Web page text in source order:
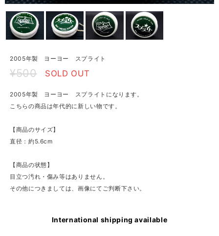
2005年製 ヨーヨー スプライト
¥500 SOLD OUT
2005年製 ヨーヨー スプライトになります。
こちらの商品は年代的に新しい物です。
【商品のサイズ】
直径：約5.6cm
【商品の状態】
目立つ汚れ・傷み等はありません。
その他につきましては、画像にてご判断下さい。
International shipping available